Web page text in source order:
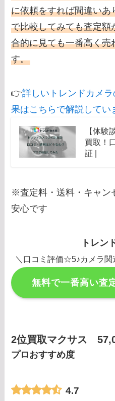
に依頼をすれば間違い
で比較してみても査定
合的に見ても一番高く
す。
👉詳しいトレンドカメ
果はこちらで解説してい
【体験
買取！
証 |
※査定料・送料・キャン
安心です
トレン
＼口コミ評価☆5♪カメラ関
無料で一番高い査
2位買取マクサス
プロおすすめ度
4.7